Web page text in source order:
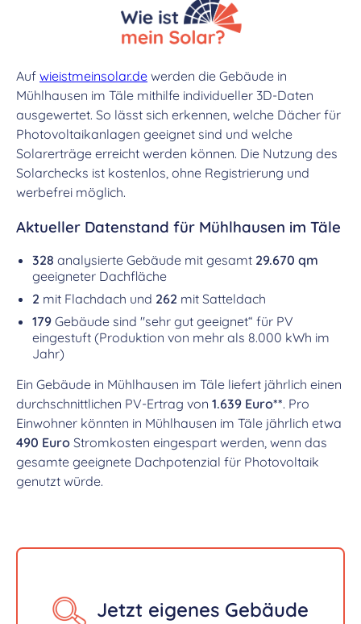
Auf wieistmeinsolar.de werden die Gebäude in
Mühlhausen im Täle mithilfe individueller 3D-Daten
ausgewertet. So lässt sich erkennen, welche Dächer für
Photovoltaikanlagen geeignet sind und welche
Solarerträge erreicht werden können. Die Nutzung des
Solarchecks ist kostenlos, ohne Registrierung und
werbefrei möglich.
Aktueller Datenstand für Mühlhausen im Täle
328 analysierte Gebäude mit gesamt 29.670 qm
geeigneter Dachfläche
2 mit Flachdach und 262 mit Satteldach
179 Gebäude sind "sehr gut geeignet“ für PV
eingestuft (Produktion von mehr als 8.000 kWh im
Jahr)
Ein Gebäude in Mühlhausen im Täle liefert jährlich einen
durchschnittlichen PV-Ertrag von 1.639 Euro**. Pro
Einwohner könnten in Mühlhausen im Täle jährlich etwa
490 Euro Stromkosten eingespart werden, wenn das
gesamte geeignete Dachpotenzial für Photovoltaik
genutzt würde.
Jetzt eigenes Gebäude